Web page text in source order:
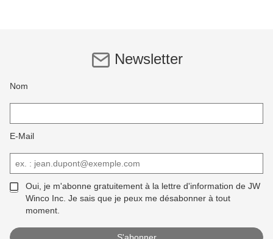
Newsletter
Nom
E-Mail
Oui, je m'abonne gratuitement à la lettre d'information de JW
Winco Inc. Je sais que je peux me désabonner à tout
moment.